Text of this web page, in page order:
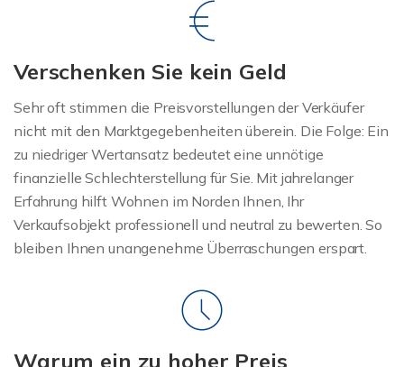
Verschenken Sie kein Geld
Sehr oft stimmen die Preisvorstellungen der Verkäufer
nicht mit den Marktgegebenheiten überein. Die Folge: Ein
zu niedriger Wertansatz bedeutet eine unnötige
finanzielle Schlechterstellung für Sie. Mit jahrelanger
Erfahrung hilft Wohnen im Norden Ihnen, Ihr
Verkaufsobjekt professionell und neutral zu bewerten. So
bleiben Ihnen unangenehme Überraschungen erspart.
Warum ein zu hoher Preis